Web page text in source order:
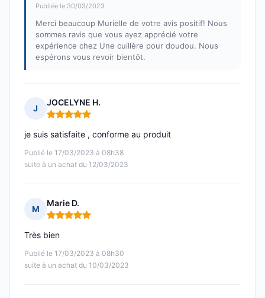
Publiée le 30/03/2023
Merci beaucoup Murielle de votre avis positif! Nous
sommes ravis que vous ayez apprécié votre
expérience chez Une cuillère pour doudou. Nous
espérons vous revoir bientôt.
J
JOCELYNE H.
Note : 5 sur 5
Publié le 17/03/2023 à 08h38
suite à un achat du 12/03/2023
je suis satisfaite , conforme au produit
M
Marie D.
Note : 5 sur 5
Publié le 17/03/2023 à 08h30
suite à un achat du 10/03/2023
Très bien